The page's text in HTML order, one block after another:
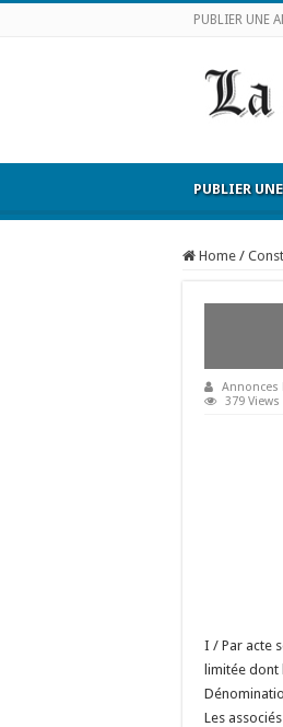
PUBLIER UNE
PUBLIER
Home /
Annonces
379 Views
I / Par acte
limitée dont
Les